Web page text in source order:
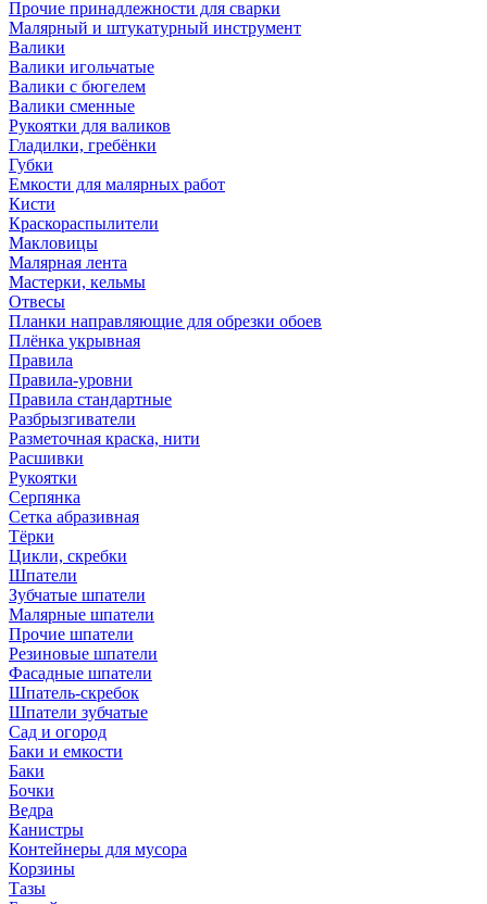
Прочие принадлежности для сварки
Малярный и штукатурный инструмент
Валики
Валики игольчатые
Валики с бюгелем
Валики сменные
Рукоятки для валиков
Гладилки, гребёнки
Губки
Емкости для малярных работ
Кисти
Краскораспылители
Макловицы
Малярная лента
Мастерки, кельмы
Отвесы
Планки направляющие для обрезки обоев
Плёнка укрывная
Правила
Правила-уровни
Правила стандартные
Разбрызгиватели
Разметочная краска, нити
Расшивки
Рукоятки
Серпянка
Сетка абразивная
Тёрки
Цикли, скребки
Шпатели
Зубчатые шпатели
Малярные шпатели
Прочие шпатели
Резиновые шпатели
Фасадные шпатели
Шпатель-скребок
Шпатели зубчатые
Сад и огород
Баки и емкости
Баки
Бочки
Ведра
Канистры
Контейнеры для мусора
Корзины
Тазы